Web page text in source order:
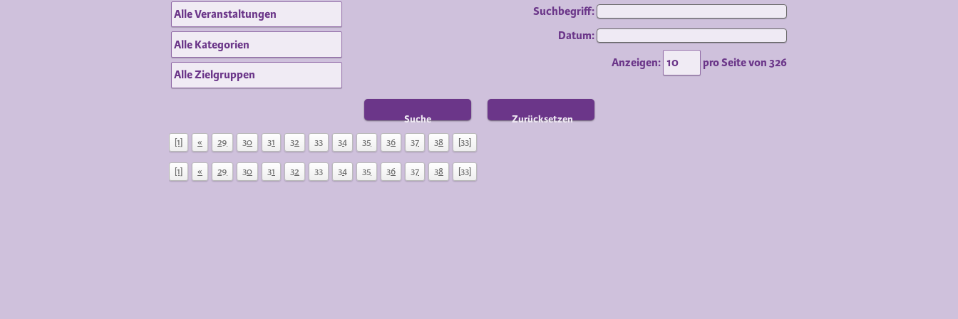
Suchbegriff:
Datum:
Anzeigen:
pro Seite von 326
Suche Zurücksetzen
[1] « 29 30 31 32 33 34 35 36 37 38 [33]
[1] « 29 30 31 32 33 34 35 36 37 38 [33]